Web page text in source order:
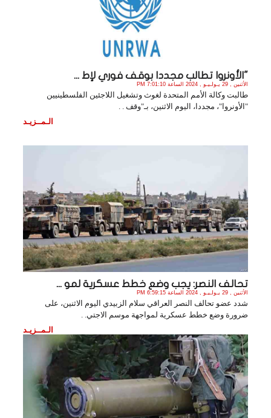
"الأونروا تطالب مجددا بوقف فوري لإط ...
الأثنين , 29 يـولـيـو , 2024 الساعة 7:01:10 PM
طالبت وكالة الأمم المتحدة لغوث وتشغيل اللاجئين الفلسطينيين
"الأونروا"، مجددا، اليوم الاثنين، بـ"وقف . .
الـمــزيـد
تحالف النصر: يجب وضع خطط عسكرية لمو ...
الأثنين , 29 يـولـيـو , 2024 الساعة 6:59:15 PM
شدد عضو تحالف النصر العراقي سلام الزبيدي اليوم الاثنين، على
ضرورة وضع خطط عسكرية لمواجهة موسم الاجتي. .
الـمــزيـد